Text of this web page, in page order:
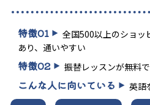
特徴01
全国500以上のショッ
あり、通いやすい
特徴02 振替レッスンが無料
こんな人に向いている 英語